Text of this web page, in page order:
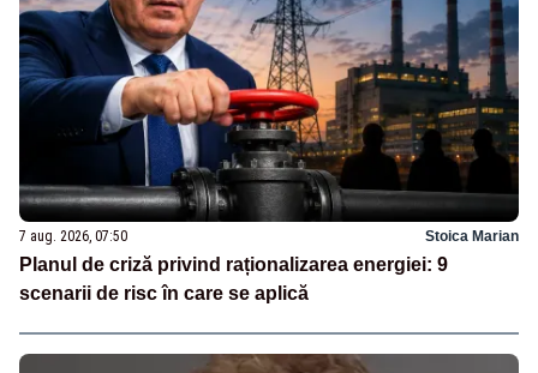
7 aug. 2026, 07:50 Stoica Marian
Planul de criză privind raționalizarea energiei: 9
scenarii de risc în care se aplică